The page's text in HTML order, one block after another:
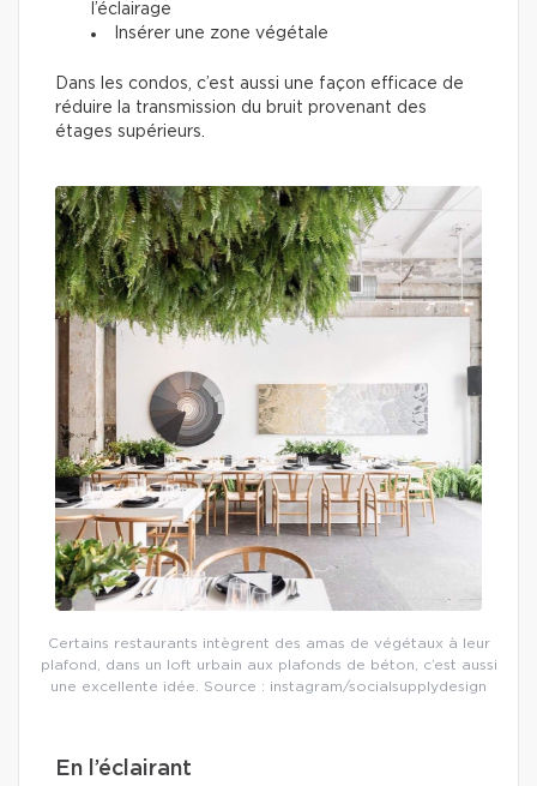
l’éclairage
Insérer une zone végétale
Dans les condos, c’est aussi une façon efficace de
réduire la transmission du bruit provenant des
étages supérieurs.
Certains restaurants intègrent des amas de végétaux à leur
plafond, dans un loft urbain aux plafonds de béton, c’est aussi
une excellente idée. Source : instagram/socialsupplydesign
En l’éclairant